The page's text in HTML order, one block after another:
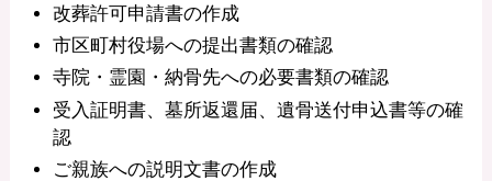
改葬許可申請書の作成
市区町村役場への提出書類の確認
寺院・霊園・納骨先への必要書類の確認
受入証明書、墓所返還届、遺骨送付申込書等の確
認
ご親族への説明文書の作成